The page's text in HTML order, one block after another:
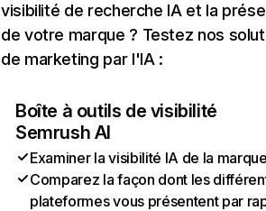
visibilité de recherche IA et la
de votre marque ? Testez nos
de marketing par l'IA :
Boîte à outils de visibilité
Semrush AI
Examiner la visibilité IA de la
Comparez la façon dont les
plateformes vous présentent par